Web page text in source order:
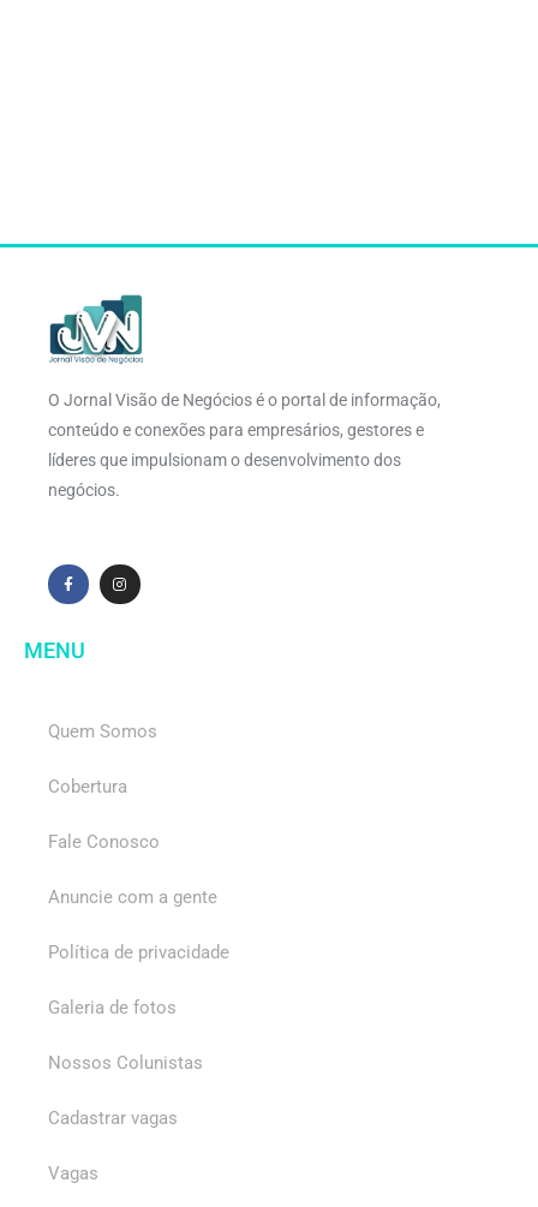
O Jornal Visão de Negócios é o portal de informação,
conteúdo e conexões para empresários, gestores e
líderes que impulsionam o desenvolvimento dos
negócios.
MENU
Quem Somos
Cobertura
Fale Conosco
Anuncie com a gente
Política de privacidade
Galeria de fotos
Nossos Colunistas
Cadastrar vagas
Vagas